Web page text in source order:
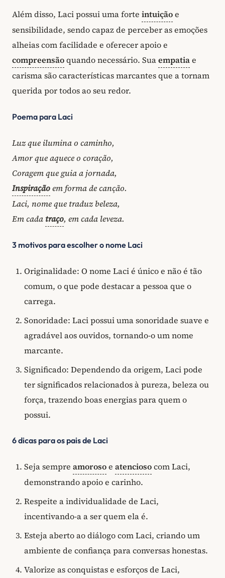
Além disso, Laci possui uma forte intuiçãoe
sensibilidade, sendo capaz de perceber as emoções
alheias com facilidade e oferecer apoio e
compreensãoquando necessário. Suaempatiae
carisma são características marcantes que a tornam
querida por todos ao seu redor.
Poema para Laci
Luz que ilumina o caminho,
Amor que aquece o coração,
Coragem que guia a jornada,
Inspiraçãoem forma de canção.
Laci, nome que traduz beleza,
Em cadatraço, em cada leveza.
3 motivos para escolher o nome Laci
Originalidade: O nome Laci é único e não é tão
comum, o que pode destacar a pessoa que o
carrega.
Sonoridade: Laci possui uma sonoridade suave e
agradável aos ouvidos, tornando-o um nome
marcante.
Significado: Dependendo da origem, Laci pode
ter significados relacionados à pureza, beleza ou
força, trazendo boas energias para quem o
possui.
6 dicas para os pais de Laci
Seja sempre amorosoe atenciosocom Laci,
demonstrando apoio e carinho.
Respeite a individualidade de Laci,
incentivando-a a ser quem ela é.
Esteja aberto ao diálogo com Laci, criando um
ambiente de confiança para conversas honestas.
Valorize as conquistas e esforços de Laci,